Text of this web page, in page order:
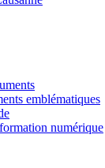
emblématiques
numérique